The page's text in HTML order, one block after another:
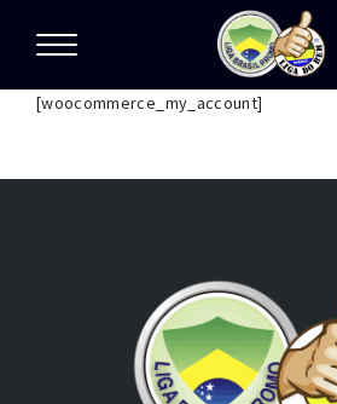
[woocommerce_my_account]